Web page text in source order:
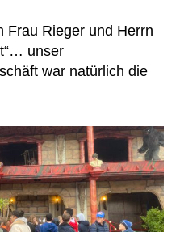
Rieger und Herrn
unser
war natürlich die